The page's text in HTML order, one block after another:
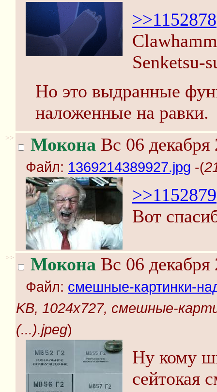
>>1152878
Senketsu-
Но это выдранные
наложенные на равки.
>> Мокона Вс 06
Файл: 1369214389927.jpg -(
>>1152879
Вот
>> Мокона Вс 06
Файл: смешные-картинки-
KB, 1024x727, смешные-
(...).jpeg)
Ну кому
сейтокая